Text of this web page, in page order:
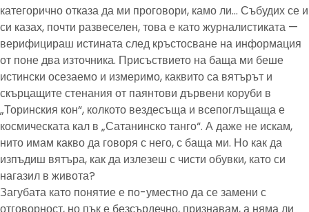
категорично отказа да ми проговори, камо ли… Събудих се и
си казах, почти развеселен, това е като журналистиката —
верифицираш истината след кръстосване на информация
от поне два източника. Присъствието на баща ми беше
истински осезаемо и измеримо, каквито са вятърът и
скърцащите стенания от паянтови дървени коруби в
„Торинския кон“, колкото вездесъща и всепоглъщаща е
космическата кал в „Сатанинско танго“. А даже не искам,
нито имам какво да говоря с него, с баща ми. Но как да
изпъдиш вятъра, как да излезеш с чисти обувки, като си
нагазил в живота?
Загубата като понятие е по-уместно да се замени с